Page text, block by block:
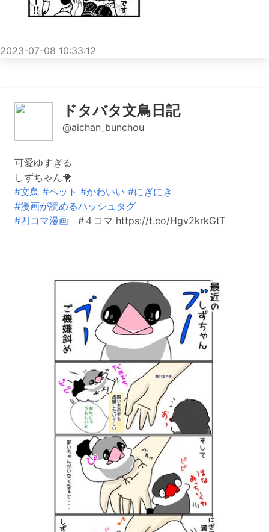
2023-07-08 10:33:12
ドタバタ文鳥日記
@aichan_bunchou
可愛ゆすぎる
しずちゃん🐥
#文鳥 #ペット #かわいい #にぎにき
#漫画が読めるハッシュタグ
#四コマ漫画 #４コマ https://t.co/Hgv2krkGtT